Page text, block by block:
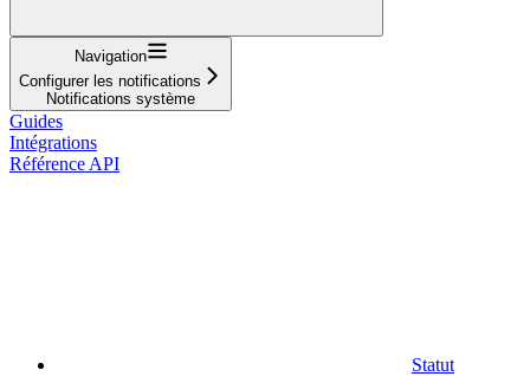
Navigation
Configurer les notifications
Notifications système
Guides
Intégrations
Référence API
Statut